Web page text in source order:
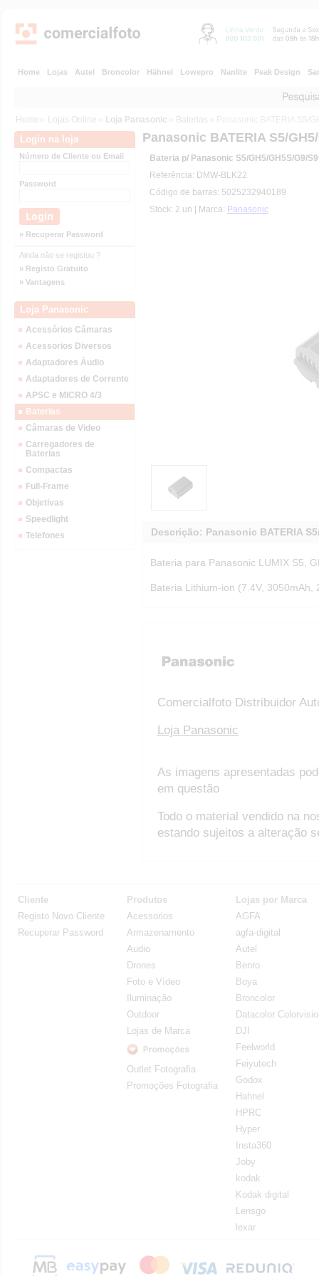
Home Lojas Autel Broncolor Hähnel Lowepro Nanlite Peak Design
Home » Lojas Online » Loja Panasonic » Baterias » Panasonic BATERIA S5/
Login na loja
Número de Cliente ou Email
Password
» Recuperar Password
Ainda não se registou ?
» Registo Gratuito
» Vantagens
Loja Panasonic
Acessórios Câmaras
Acessorios Diversos
Adaptadores Áudio
Adaptadores de Corrente
APSC e MICRO 4/3
Baterias
Câmaras de Video
Carregadores de
Baterias
Compactas
Full-Frame
Objetivas
Speedlight
Telefones
Panasonic BATERIA S5/
Bateria p/ Panasonic S5/GH5/GH5S/G9/S9
Referência: DMW-BLK22
Código de barras: 5025232940189
Stock: 2 un | Marca: Panasonic
Descrição: Panasonic BATERIA
Bateria para Panasonic LUMIX S5,
Bateria Lithium-ion (7.4V, 3050mAh,
Comercialfoto Distribuidor
Loja Panasonic
As imagens apresentadas
em questão
Todo o material vendido na
estando sujeitos a alteração
Cliente
Registo Novo Cliente
Recuperar Password
Produtos
Acessorios
Armazenamento
Audio
Drones
Foto e Vídeo
Iluminação
Outdoor
Lojas de Marca
Outlet Fotografia
Promoções Fotografia
Lojas por Marca
AGFA
agfa-digital
Autel
Benro
Boya
Broncolor
Datacolor
DJI
Feelworld
Feiyutech
Godox
Hahnel
HPRC
Hyper
Insta360
Joby
kodak
Kodak digital
Lensgo
lexar